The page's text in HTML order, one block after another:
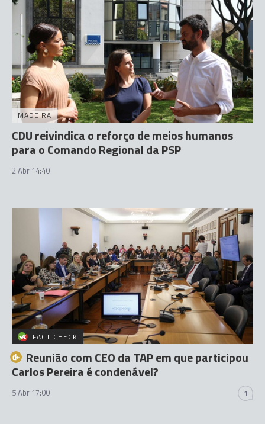
MADEIRA
CDU reivindica o reforço de meios humanos
para o Comando Regional da PSP
2 Abr 14:40
FACT CHECK
Reunião com CEO da TAP em que participou
Carlos Pereira é condenável?
5 Abr 17:00 1